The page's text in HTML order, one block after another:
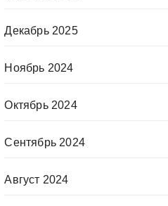
Декабрь 2025
Ноябрь 2024
Октябрь 2024
Сентябрь 2024
Август 2024